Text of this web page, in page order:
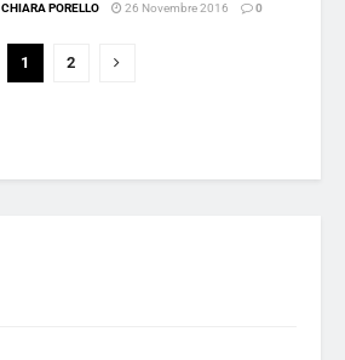
CHIARA PORELLO 26 Novembre 2016 0
1 2